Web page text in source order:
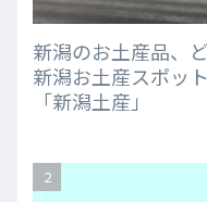
新潟のお土産品、
新潟お土産スポッ
「新潟土産」